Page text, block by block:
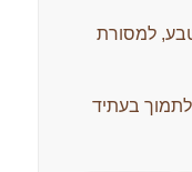
למסורת
בעתיד